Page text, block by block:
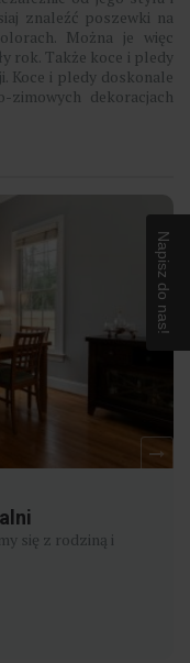
znaleźć poszewki na
Można je więc
rok. Także koce i pledy
Koce i pledy doskonale
zimowych dekoracjach
się z rodziną i
Napisz do nas!